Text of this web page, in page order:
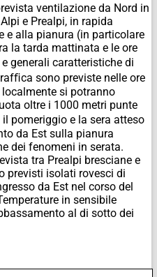
ventilazione da Nord in
e Prealpi, in rapida
e alla pianura (in particolare
la tarda mattinata e le ore
generali caratteristiche di
sono previste nelle ore
si potranno
oltre i 1000 metri punte
pomeriggio e la sera atteso
da Est sulla pianura
dei fenomeni in serata.
tra Prealpi bresciane e
previsti isolati rovesci di
da Est nel corso del
in sensibile
al di sotto dei